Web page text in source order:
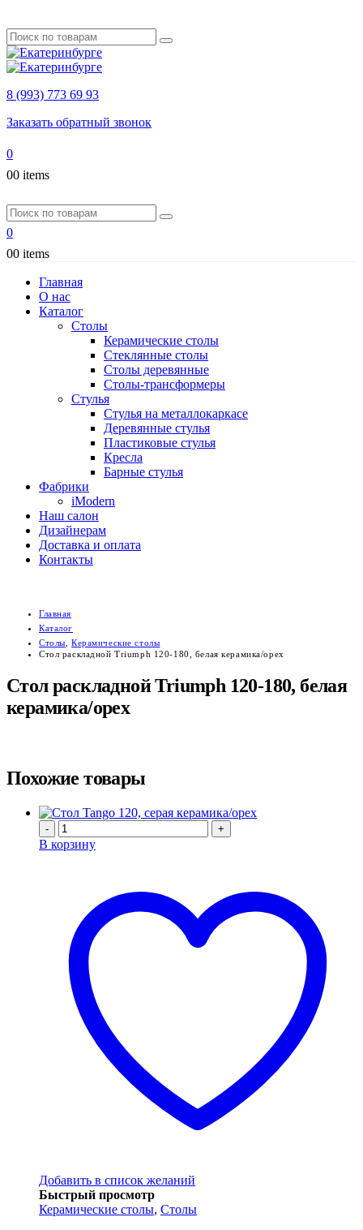
8 (993) 773 69 93
Заказать обратный звонок
0
00 items
0
00 items
Главная
О нас
Каталог
Столы
Керамические столы
Стеклянные столы
Столы деревянные
Столы-трансформеры
Стулья
Стулья на металлокаркасе
Деревянные стулья
Пластиковые стулья
Кресла
Барные стулья
Фабрики
iModern
Наш салон
Дизайнерам
Доставка и оплата
Контакты
Главная
Каталог
Столы,Керамические столы
Стол раскладной Triumph 120-180, белая керамика/орех
Стол раскладной Triumph 120-180, белая
керамика/орех
Похожие товары
- +
В корзину
Добавить в список желаний
Быстрый просмотр
Керамические столы, Столы